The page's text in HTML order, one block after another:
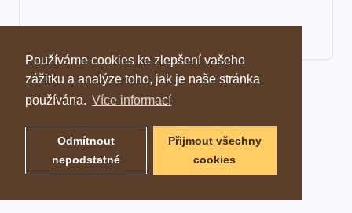
Používáme cookies ke zlepšení vašeho
zážitku a analýze toho, jak je naše stránka
používána. Více informací
Odmítnout
nepodstatné
Přijmout všechny
cookies
Informace ze slovníku